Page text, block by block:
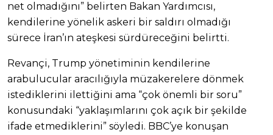
net olmadığını” belirten Bakan Yardımcısı,
kendilerine yönelik askeri bir saldırı olmadığı
sürece İran’ın ateşkesi sürdüreceğini belirtti.
Revançi, Trump yönetiminin kendilerine
arabulucular aracılığıyla müzakerelere dönmek
istediklerini ilettiğini ama “çok önemli bir soru”
konusundaki “yaklaşımlarını çok açık bir şekilde
ifade etmediklerini” söyledi. BBC’ye konuşan